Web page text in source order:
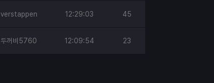
verstappen 12:29:03 45
두꺼비5760 12:09:54 23